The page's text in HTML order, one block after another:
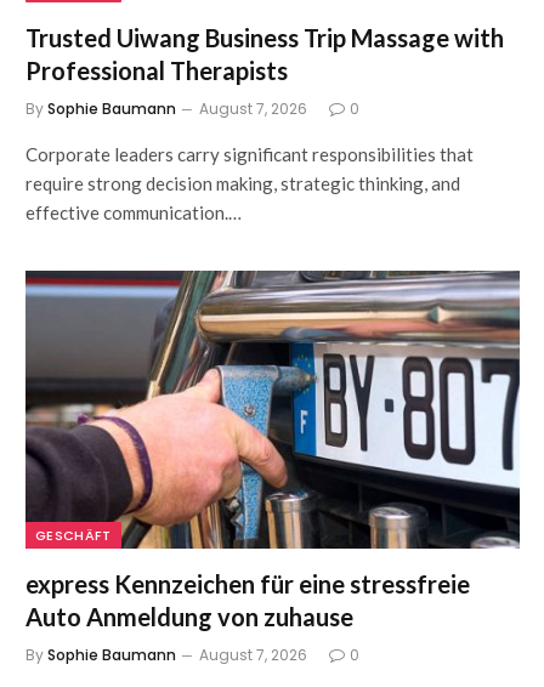
Trusted Uiwang Business Trip Massage with
Professional Therapists
BySophie Baumann August 7, 2026 0
Corporate leaders carry significant responsibilities that
require strong decision making, strategic thinking, and
effective communication.…
GESCHÄFT
express Kennzeichen für eine stressfreie
Auto Anmeldung von zuhause
BySophie Baumann August 7, 2026 0